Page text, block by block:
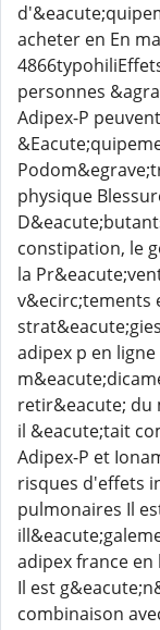
acheter en En
personnes
Adipex-P
physique
constipation, le
la
v&ecirc;tements
adipex p en
retir&eacute; du
il &eacute;tait
Adipex-P et
risques d'effets
pulmonaires Il
adipex france
Il est
combinaison